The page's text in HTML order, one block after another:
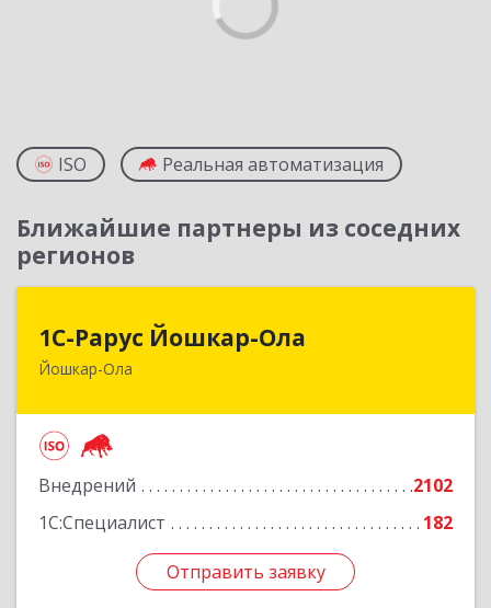
ISO Реальная автоматизация
Ближайшие партнеры из соседних
регионов
1С-Рарус Йошкар-Ола
Йошкар-Ола
Внедрений
2102
1С:Специалист
182
Отправить заявку
424004, Марий Эл Респ, Йошкар-Ола г, Волкова
Отправить заявку